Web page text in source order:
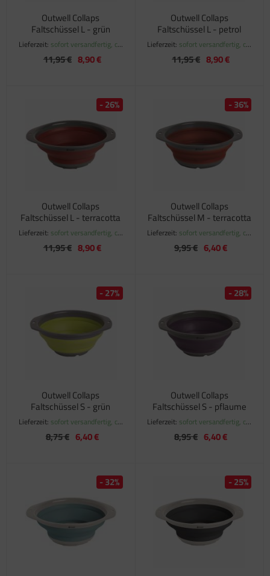
Outwell Collaps
Faltschüssel L - grün
Lieferzeit: sofort versandfertig, ca.
1-3 Werktage
11,95 € 8,90 €
Outwell Collaps
Faltschüssel L - petrol
Lieferzeit: sofort versandfertig, ca.
1-3 Werktage
11,95 € 8,90 €
Outwell Collaps
Faltschüssel L - terracotta
Lieferzeit: sofort versandfertig, ca.
1-3 Werktage
11,95 € 8,90 €
- 26%
Outwell Collaps
Faltschüssel M - terracotta
Lieferzeit: sofort versandfertig, ca.
1-3 Werktage
9,95 € 6,40 €
- 36%
Outwell Collaps
Faltschüssel S - grün
Lieferzeit: sofort versandfertig, ca.
1-3 Werktage
8,75 € 6,40 €
- 27%
Outwell Collaps
Faltschüssel S - pflaume
Lieferzeit: sofort versandfertig, ca.
1-3 Werktage
8,95 € 6,40 €
- 28%
- 32% - 25%